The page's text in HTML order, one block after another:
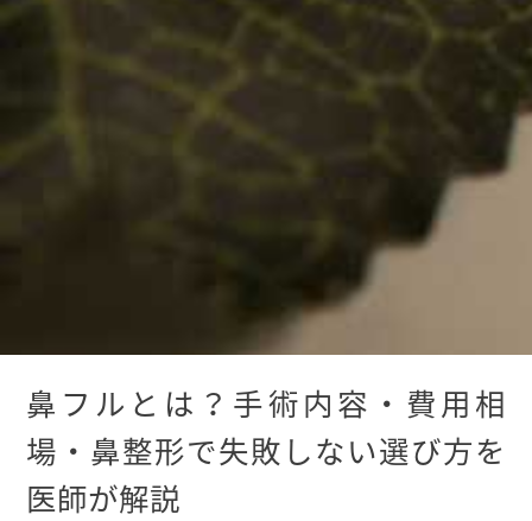
鼻フルとは？手術内容・費用相
場・鼻整形で失敗しない選び方を
医師が解説